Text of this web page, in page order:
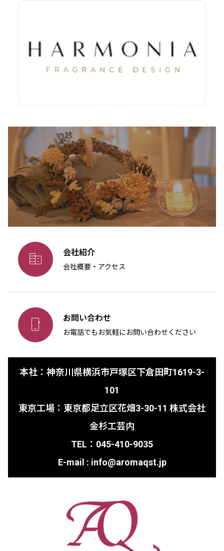
 会社紹介
会社概要・アクセス
 お問い合わせ
お電話でもお気軽にお問い合わせください
本社：神奈川県横浜市戸塚区下倉田町1619-3-
101
東京工場：東京都足立区花畑3-30-11 株式会社
金杉工芸内
TEL：045-410-9035
E-mail : info@aromaqst.jp